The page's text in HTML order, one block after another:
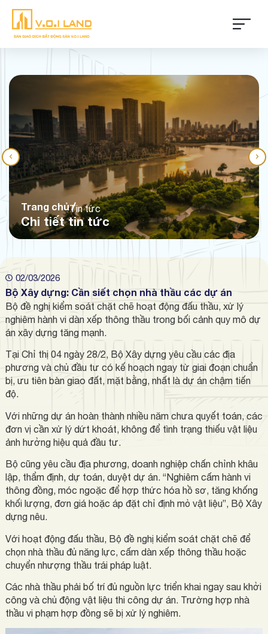
Trang chủTin tức
Chi tiết tin tức
02/03/2026
Bộ Xây dựng: Cần siết chọn nhà thầu các dự án
Bộ đề nghị kiểm soát chặt chẽ hoạt động đấu thầu, xử lý
nghiêm hành vi dàn xếp thông thầu trong bối cảnh quy mô dự
án xây dựng tăng mạnh.
Tại Chỉ thị 04 ngày 28/2, Bộ Xây dựng yêu cầu các địa
phương và chủ đầu tư có kế hoạch ngay từ giai đoạn chuẩn
bị, ưu tiên bàn giao đất, mặt bằng, nhất là dự án chậm tiến
độ.
Với những dự án hoàn thành nhiều năm chưa quyết toán, các
đơn vị cần xử lý dứt khoát, không để tình trạng thiếu vật liệu
ảnh hưởng hiệu quả đầu tư.
Bộ cũng yêu cầu địa phương, doanh nghiệp chấn chỉnh khâu
lập, thẩm định, dự toán, duyệt dự án. “Nghiêm cấm hành vi
thông đồng, móc ngoặc để hợp thức hóa hồ sơ, tăng khống
khối lượng, đơn giá hoặc áp đặt chỉ định mỏ vật liệu”, Bộ Xây
dựng nêu.
Với hoạt động đấu thầu, Bộ đề nghị kiểm soát chặt chẽ để
chọn nhà thầu đủ năng lực, cấm dàn xếp thông thầu hoặc
chuyển nhượng thầu trái pháp luật.
Các nhà thầu phải bố trí đủ nguồn lực triển khai ngay sau khởi
công và chủ động vật liệu thi công dự án. Trường hợp nhà
thầu vi phạm hợp đồng sẽ bị xử lý nghiêm.